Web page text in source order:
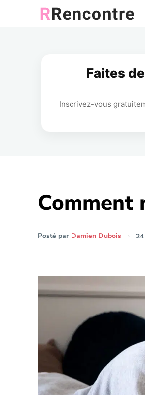
Faites
Inscrivez-vous
Comment
Posté par Damien Dubois